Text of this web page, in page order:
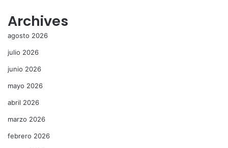
Archives
agosto 2026
julio 2026
junio 2026
mayo 2026
abril 2026
marzo 2026
febrero 2026